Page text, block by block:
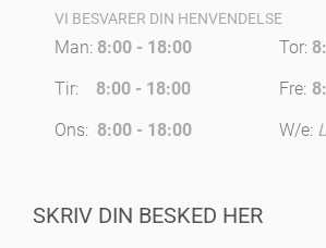
VI BESVARER DIN HENVENDELSE
Man: 8:00 - 18:00
Tir:
8:00 - 18:00
Ons: 8:00 - 18:00
Tor:
Fre:
W/e:
SKRIV DIN BESKED HER